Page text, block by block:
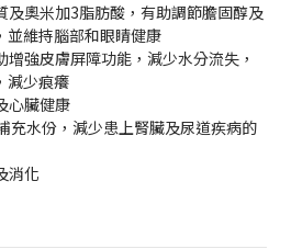
及奧米加3脂肪酸，有助調節膽固醇及
並維持腦部和眼睛健康
強皮膚屏障功能，減少水分流失，
減少痕癢
心臟健康
充水份，減少患上腎臟及尿道疾病的
消化